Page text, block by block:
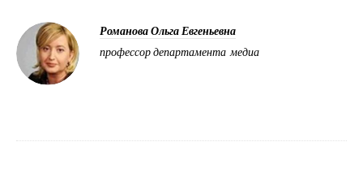
Романова Ольга Евгеньевна
профессор департамента медиа